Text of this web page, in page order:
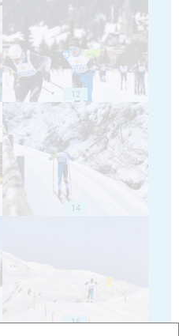
12
14
16